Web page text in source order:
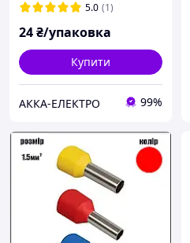
5.0 (1)
24₴/упаковка
Купити
АККА-ЕЛЕКТРО 99%